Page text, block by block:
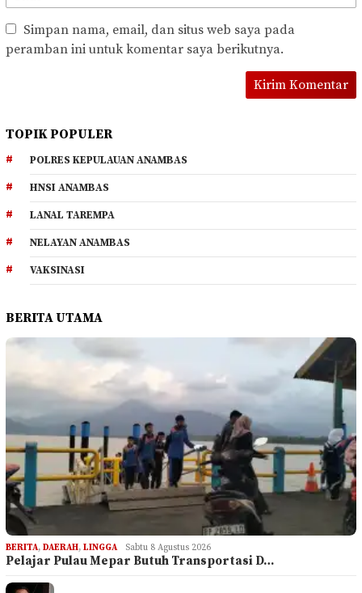
Simpan nama, email, dan situs web saya pada
peramban ini untuk komentar saya berikutnya.
TOPIK POPULER
POLRES KEPULAUAN ANAMBAS
HNSI ANAMBAS
LANAL TAREMPA
NELAYAN ANAMBAS
VAKSINASI
BERITA UTAMA
BERITA, DAERAH, LINGGA Sabtu 8 Agustus 2026
Pelajar Pulau Mepar Butuh Transportasi D…